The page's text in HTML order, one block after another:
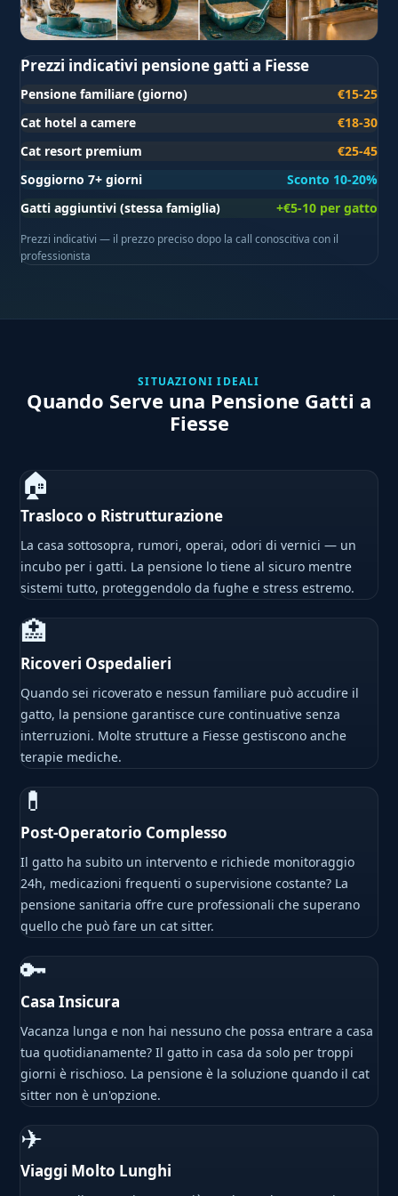
Prezzi indicativi pensione gatti a Fiesse
Pensione familiare (giorno)
€15-25
Cat hotel a camere
€18-30
Cat resort premium
€25-45
Soggiorno 7+ giorni
Sconto 10-20%
Gatti aggiuntivi (stessa famiglia)
+€5-10 per gatto
Prezzi indicativi — il prezzo preciso dopo la call conoscitiva con il
professionista
SITUAZIONI IDEALI
Quando Serve una Pensione Gatti a
Fiesse
🏠
Trasloco o Ristrutturazione
La casa sottosopra, rumori, operai, odori di vernici — un
incubo per i gatti. La pensione lo tiene al sicuro mentre
sistemi tutto, proteggendolo da fughe e stress estremo.
🏥
Ricoveri Ospedalieri
Quando sei ricoverato e nessun familiare può accudire il
gatto, la pensione garantisce cure continuative senza
interruzioni. Molte strutture a Fiesse gestiscono anche
terapie mediche.
💊
Post-Operatorio Complesso
Il gatto ha subito un intervento e richiede monitoraggio
24h, medicazioni frequenti o supervisione costante? La
pensione sanitaria offre cure professionali che superano
quello che può fare un cat sitter.
🔑
Casa Insicura
Vacanza lunga e non hai nessuno che possa entrare a casa
tua quotidianamente? Il gatto in casa da solo per troppi
giorni è rischioso. La pensione è la soluzione quando il cat
sitter non è un'opzione.
✈
Viaggi Molto Lunghi